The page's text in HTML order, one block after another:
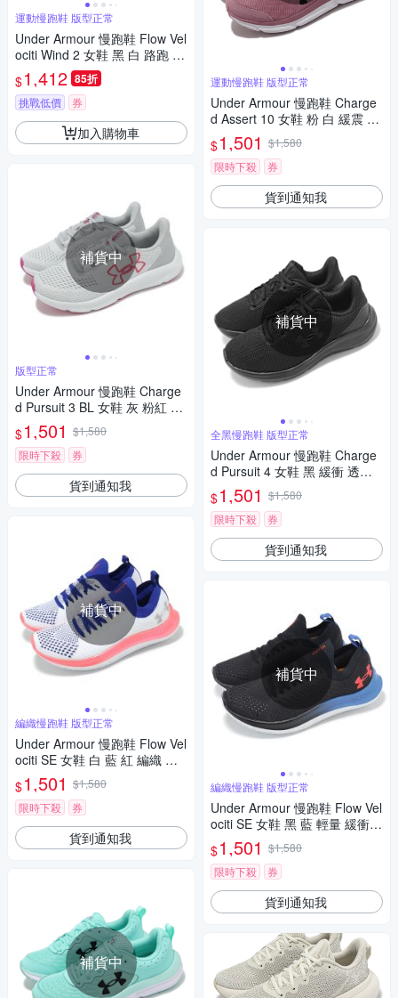
運動慢跑鞋 版型正常
Under Armour 慢跑鞋 Flow Vel
ociti Wind 2 女鞋 黑 白 路跑 U
A 輕量 運動鞋 內建晶片 30256
62003
$1,412 85折
挑戰低價 券
加入購物車
補貨中
版型正常
Under Armour 慢跑鞋 Charge
d Pursuit 3 BL 女鞋 灰 粉紅 緩
震 透氣 運動鞋 UA 302652310
6
$1,501 $1,580
限時下殺
券
貨到通知我
補貨中
編織慢跑鞋 版型正常
Under Armour 慢跑鞋 Flow Vel
ociti SE 女鞋 白 藍 紅 編織 輕
量 緩衝 運動鞋 UA 302401710
5
$1,501 $1,580
限時下殺
券
貨到通知我
補貨中
運動慢跑鞋 版型正常
Under Armour 慢跑鞋 Charge
d Assert 10 女鞋 粉 白 緩震 回
彈 運動鞋 路跑 UA 302617960
0
$1,501 $1,580
限時下殺
券
貨到通知我
補貨中
全黑慢跑鞋 版型正常
Under Armour 慢跑鞋 Charge
d Pursuit 4 女鞋 黑 緩衝 透氣
全黑 運動鞋 UA 3028261002
$1,501 $1,580
限時下殺
券
貨到通知我
補貨中
編織慢跑鞋 版型正常
Under Armour 慢跑鞋 Flow Vel
ociti SE 女鞋 黑 藍 輕量 緩衝
編織 運動鞋 UA 3024017010
$1,501 $1,580
限時下殺
券
貨到通知我